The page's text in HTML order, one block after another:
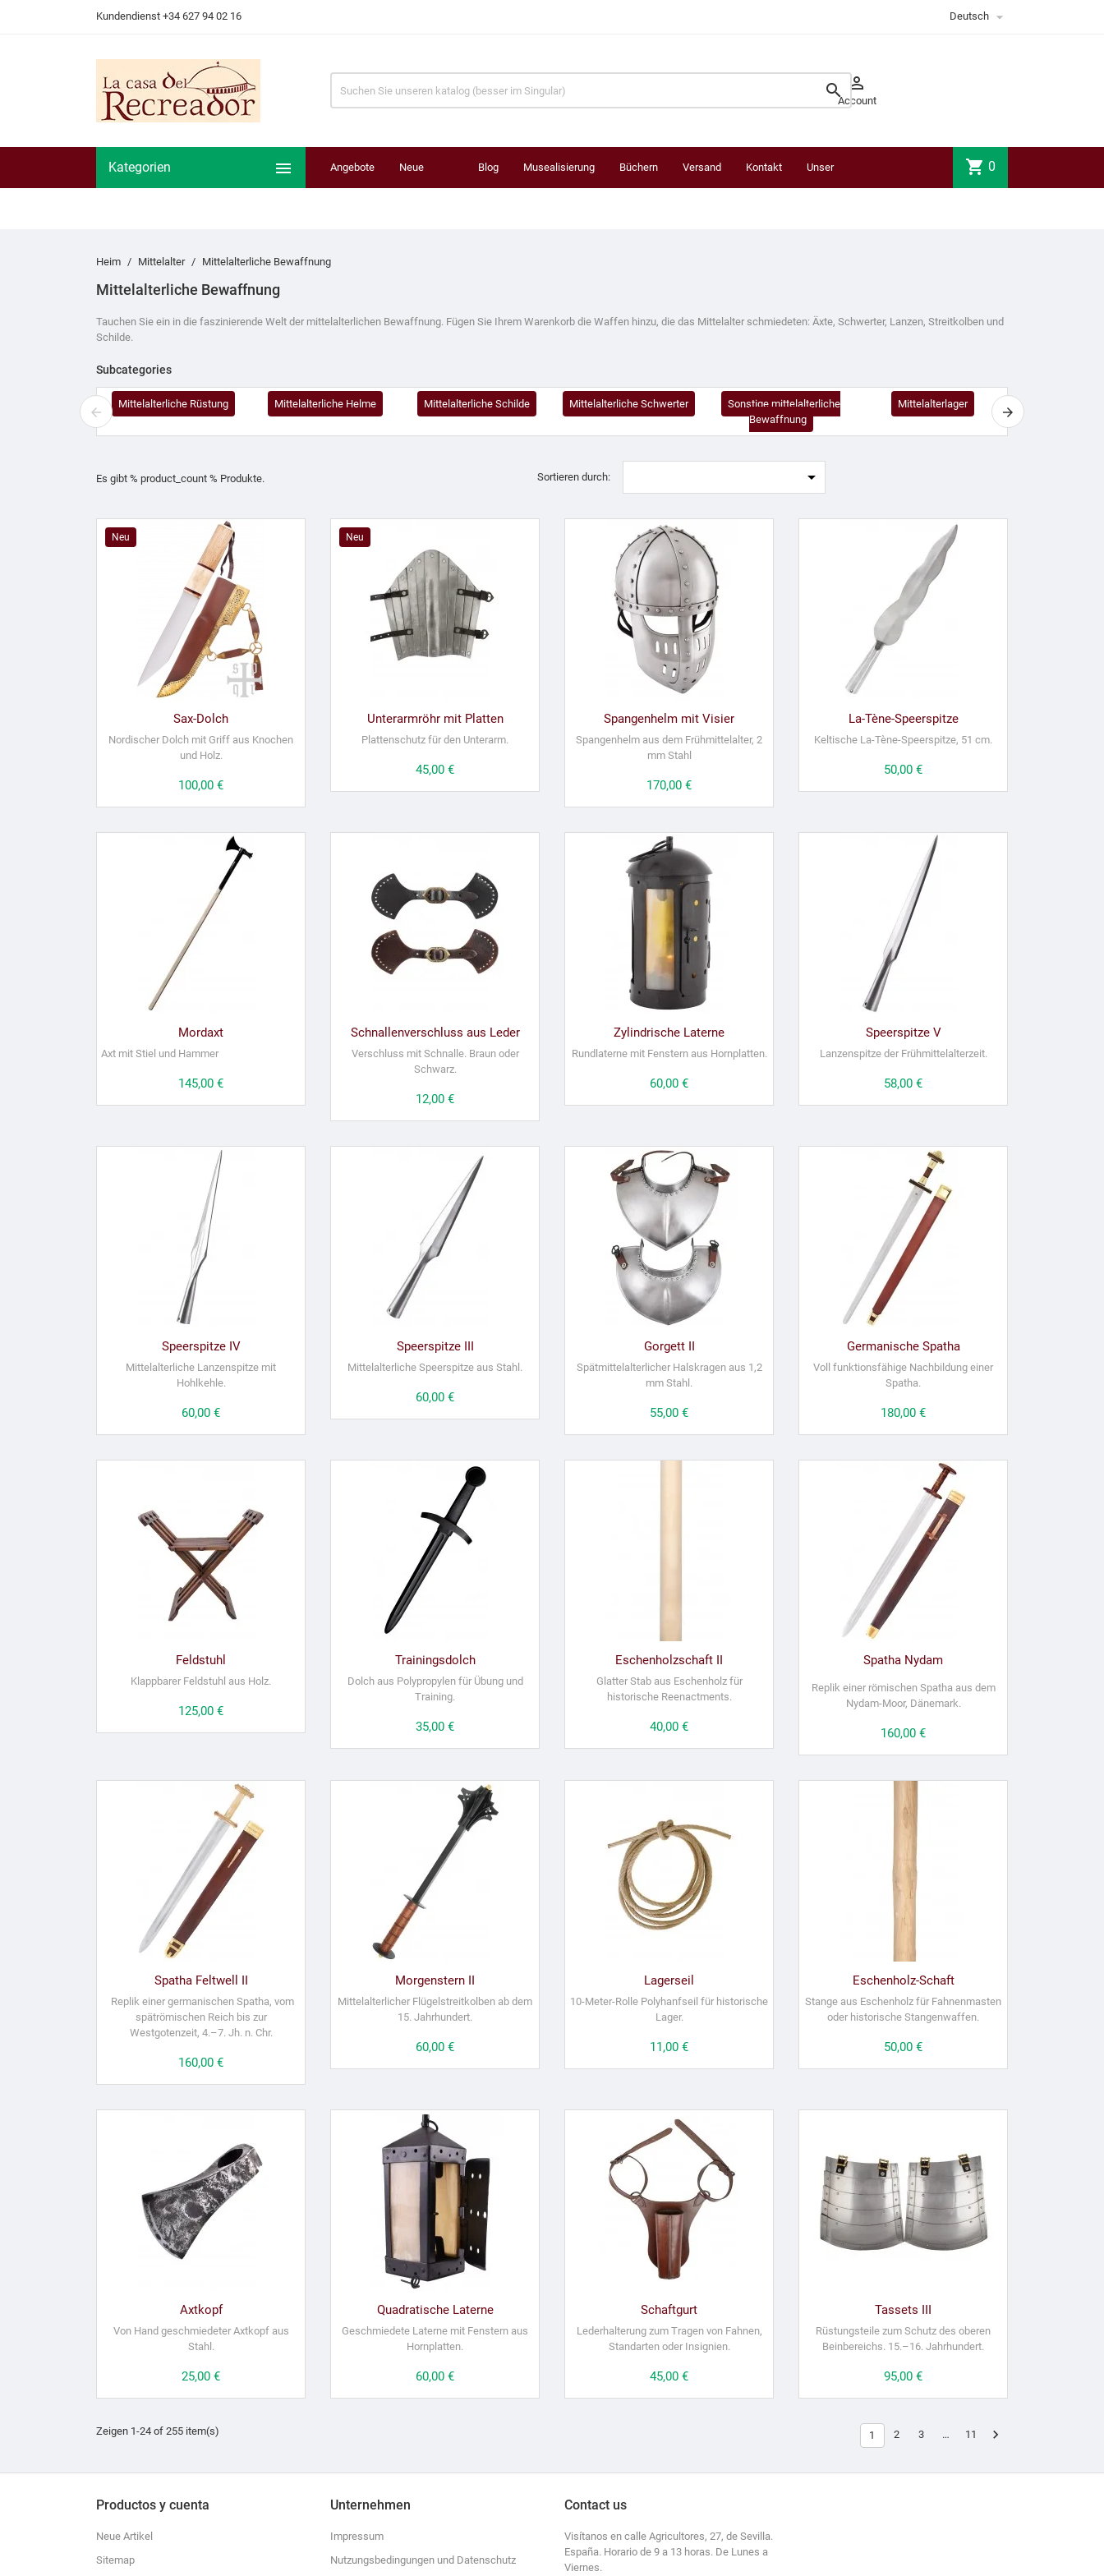
Halten Sie die Flamme lher Leidenschaft für die Geschichte an Leben Deutsch 
 
Account
Kategorien  Angebote Neue Blog Musealisierung Büchern Versand Kontakt Unser shopping_cart 0
Heim Mittelalter Mittelalterliche Bewaffnung
Mittelalterliche Bewaffnung
Tauchen Sie ein in die faszinierende Welt der mittelalterlichen Bewaffnung. Fügen Sie Ihrem Warenkorb die Waffen hinzu, die das Mittelalter schmiedeten: Äxte, Schwerter, Lanzen, Streitkolben und
Schilde.
Subcategories
Mittelalterliche Rüstung Mittelalterliche Helme Mittelalterliche Schilde Mittelalterliche Schwerter
Sonstige mittelalterliche
Bewaffnung
Mittelalterlager
Es gibt % product_count % Produkte. Sortieren durch: 
Neu
Sax-Dolch
Nordischer Dolch mit Griff aus Knochen
und Holz.
Preis
100,00 €
Neu
Unterarmröhr mit Platten
Plattenschutz für den Unterarm.
Preis
45,00 €
Spangenhelm mit Visier
Spangenhelm aus dem Frühmittelalter, 2
mm Stahl
Preis
170,00 €
La-Tène-Speerspitze
Keltische La-Tène-Speerspitze, 51 cm.
Preis
50,00 €
Mordaxt
Axt mit Stiel und Hammer
Preis
145,00 €
Schnallenverschluss aus Leder
Verschluss mit Schnalle. Braun oder
Schwarz.
Preis
12,00 €
Zylindrische Laterne
Rundlaterne mit Fenstern aus Hornplatten.
Preis
60,00 €
Speerspitze V
Lanzenspitze der Frühmittelalterzeit.
Preis
58,00 €
Speerspitze IV
Mittelalterliche Lanzenspitze mit
Hohlkehle.
Preis
60,00 €
Speerspitze III
Mittelalterliche Speerspitze aus Stahl.
Preis
60,00 €
Gorgett II
Spätmittelalterlicher Halskragen aus 1,2
mm Stahl.
Preis
55,00 €
Germanische Spatha
Voll funktionsfähige Nachbildung einer
Spatha.
Preis
180,00 €
Feldstuhl
Klappbarer Feldstuhl aus Holz.
Preis
125,00 €
Trainingsdolch
Dolch aus Polypropylen für Übung und
Training.
Preis
35,00 €
Eschenholzschaft II
Glatter Stab aus Eschenholz für
historische Reenactments.
Preis
40,00 €
Spatha Nydam
Replik einer römischen Spatha aus dem
Nydam-Moor, Dänemark.
Preis
160,00 €
Spatha Feltwell II
Replik einer germanischen Spatha, vom
spätrömischen Reich bis zur
Westgotenzeit, 4.–7. Jh. n. Chr.
Preis
160,00 €
Morgenstern II
Mittelalterlicher Flügelstreitkolben ab dem
15. Jahrhundert.
Preis
60,00 €
Lagerseil
10-Meter-Rolle Polyhanfseil für historische
Lager.
Preis
11,00 €
Eschenholz-Schaft
Stange aus Eschenholz für Fahnenmasten
oder historische Stangenwaffen.
Preis
50,00 €
Axtkopf
Von Hand geschmiedeter Axtkopf aus
Stahl.
Preis
25,00 €
Quadratische Laterne
Geschmiedete Laterne mit Fenstern aus
Hornplatten.
Preis
60,00 €
Schaftgurt
Lederhalterung zum Tragen von Fahnen,
Standarten oder Insignien.
Preis
45,00 €
Tassets III
Rüstungsteile zum Schutz des oberen
Beinbereichs. 15.–16. Jahrhundert.
Preis
95,00 €
Zeigen 1-24 of 255 item(s) 1 2 3 … 11 
Productos y cuenta
Neue Artikel
Sitemap
Unternehmen
Impressum
Nutzungsbedingungen und Datenschutz
Contact us
Visítanos en calle Agricultores, 27, de Sevilla.
España. Horario de 9 a 13 horas. De Lunes a
Viernes.